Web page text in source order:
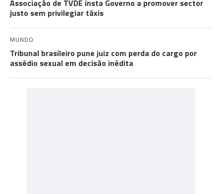
Associação de TVDE insta Governo a promover sector
justo sem privilegiar táxis
MUNDO
Tribunal brasileiro pune juiz com perda do cargo por
assédio sexual em decisão inédita